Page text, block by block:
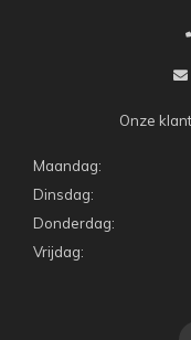
Onze
Maandag:
Dinsdag:
Donderdag:
Vrijdag: